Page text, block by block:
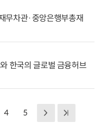
무차관·중앙은행부총재
한국의 글로벌 금융허브
4 5